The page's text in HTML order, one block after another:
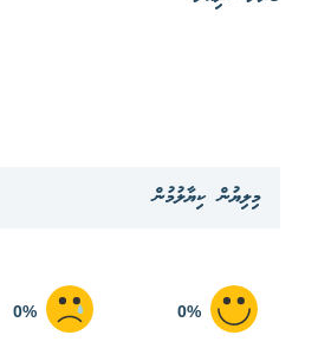
މިލިޔުން ކިޔާލުމުން
0%
0%